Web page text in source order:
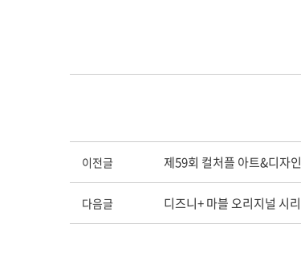
이전글 제59회 컬처플 아트&디자
다음글 디즈니+ 마블 오리지널 시